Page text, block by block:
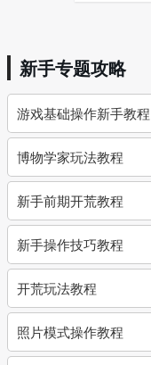
新手专题攻略
游戏基础操作新手教程
博物学家玩法教程
新手前期开荒教程
新手操作技巧教程
开荒玩法教程
照片模式操作教程